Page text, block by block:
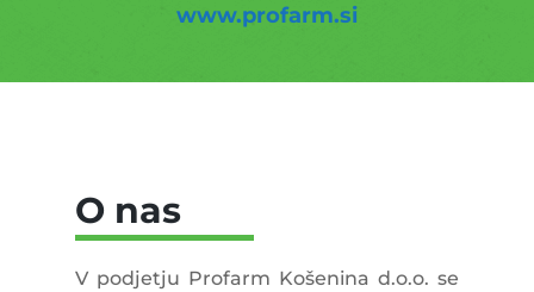
www.profarm.si
O nas
V podjetju Profarm Košenina d.o.o. se